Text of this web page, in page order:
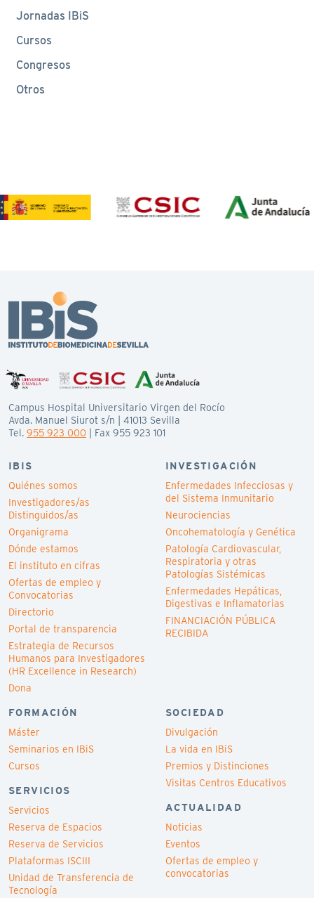
Jornadas IBiS
Cursos
Congresos
Otros
Campus Hospital Universitario Virgen del Rocío
Avda. Manuel Siurot s/n | 41013 Sevilla
Tel. 955 923 000 | Fax 955 923 101
IBIS
Quiénes somos
Investigadores/as
Distinguidos/as
Organigrama
Dónde estamos
El instituto en cifras
Ofertas de empleo y
Convocatorias
Directorio
Portal de transparencia
Estrategia de Recursos
Humanos para Investigadores
(HR Excellence in Research)
Dona
INVESTIGACIÓN
Enfermedades Infecciosas y
del Sistema Inmunitario
Neurociencias
Oncohematología y Genética
Patología Cardiovascular,
Respiratoria y otras
Patologías Sistémicas
Enfermedades Hepáticas,
Digestivas e Inflamatorias
FINANCIACIÓN PÚBLICA
RECIBIDA
FORMACIÓN
Máster
Seminarios en IBiS
Cursos
SERVICIOS
Servicios
Reserva de Espacios
Reserva de Servicios
Plataformas ISCIII
Unidad de Transferencia de
Tecnología
SOCIEDAD
Divulgación
La vida en IBiS
Premios y Distinciones
Visitas Centros Educativos
ACTUALIDAD
Noticias
Eventos
Ofertas de empleo y
convocatorias